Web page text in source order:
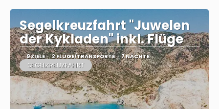
Segelkreuzfahrt "Juwelen
der Kykladen" inkl. Flüge
9 ZIELE 2 FLÜGE/TRANSPORTE 7 NÄCHTE
SEGELKREUZFAHRT